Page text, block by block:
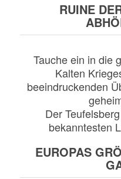
RUINE
Tauche ein in die
Kalten
beeindruckenden
Der
bekanntesten
EUROPAS